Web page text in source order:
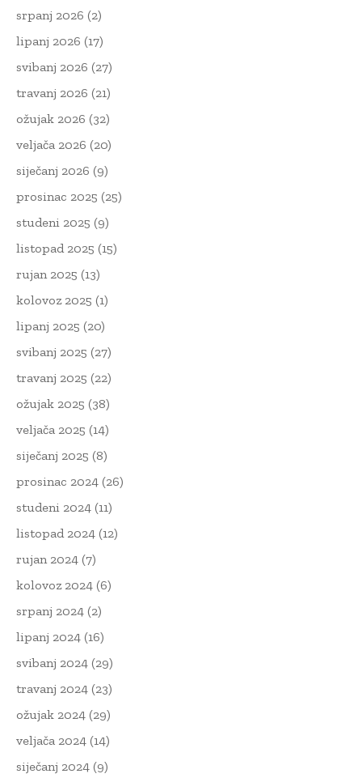
srpanj 2026 (2)
lipanj 2026 (17)
svibanj 2026 (27)
travanj 2026 (21)
ožujak 2026 (32)
veljača 2026 (20)
siječanj 2026 (9)
prosinac 2025 (25)
studeni 2025 (9)
listopad 2025 (15)
rujan 2025 (13)
kolovoz 2025 (1)
lipanj 2025 (20)
svibanj 2025 (27)
travanj 2025 (22)
ožujak 2025 (38)
veljača 2025 (14)
siječanj 2025 (8)
prosinac 2024 (26)
studeni 2024 (11)
listopad 2024 (12)
rujan 2024 (7)
kolovoz 2024 (6)
srpanj 2024 (2)
lipanj 2024 (16)
svibanj 2024 (29)
travanj 2024 (23)
ožujak 2024 (29)
veljača 2024 (14)
siječanj 2024 (9)